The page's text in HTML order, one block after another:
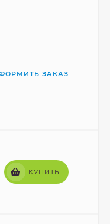
ЗАКАЗ
КУПИТЬ